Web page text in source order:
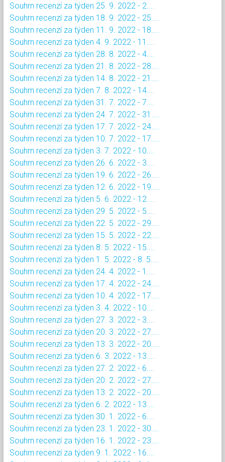
Souhrn recenzí za týden 25. 9. 2022 - 2....
Souhrn recenzí za týden 18. 9. 2022 - 25....
Souhrn recenzí za týden 11. 9. 2022 - 18....
Souhrn recenzí za týden 4. 9. 2022 - 11....
Souhrn recenzí za týden 28. 8. 2022 - 4....
Souhrn recenzí za týden 21. 8. 2022 - 28....
Souhrn recenzí za týden 14. 8. 2022 - 21....
Souhrn recenzí za týden 7. 8. 2022 - 14....
Souhrn recenzí za týden 31. 7. 2022 - 7....
Souhrn recenzí za týden 24. 7. 2022 - 31....
Souhrn recenzí za týden 17. 7. 2022 - 24....
Souhrn recenzí za týden 10. 7. 2022 - 17....
Souhrn recenzí za týden 3. 7. 2022 - 10....
Souhrn recenzí za týden 26. 6. 2022 - 3....
Souhrn recenzí za týden 19. 6. 2022 - 26....
Souhrn recenzí za týden 12. 6. 2022 - 19....
Souhrn recenzí za týden 5. 6. 2022 - 12....
Souhrn recenzí za týden 29. 5. 2022 - 5....
Souhrn recenzí za týden 22. 5. 2022 - 29....
Souhrn recenzí za týden 15. 5. 2022 - 22....
Souhrn recenzí za týden 8. 5. 2022 - 15....
Souhrn recenzí za týden 1. 5. 2022 - 8. 5....
Souhrn recenzí za týden 24. 4. 2022 - 1....
Souhrn recenzí za týden 17. 4. 2022 - 24....
Souhrn recenzí za týden 10. 4. 2022 - 17....
Souhrn recenzí za týden 3. 4. 2022 - 10....
Souhrn recenzí za týden 27. 3. 2022 - 3....
Souhrn recenzí za týden 20. 3. 2022 - 27....
Souhrn recenzí za týden 13. 3. 2022 - 20....
Souhrn recenzí za týden 6. 3. 2022 - 13....
Souhrn recenzí za týden 27. 2. 2022 - 6....
Souhrn recenzí za týden 20. 2. 2022 - 27....
Souhrn recenzí za týden 13. 2. 2022 - 20....
Souhrn recenzí za týden 6. 2. 2022 - 13....
Souhrn recenzí za týden 30. 1. 2022 - 6....
Souhrn recenzí za týden 23. 1. 2022 - 30....
Souhrn recenzí za týden 16. 1. 2022 - 23....
Souhrn recenzí za týden 9. 1. 2022 - 16....